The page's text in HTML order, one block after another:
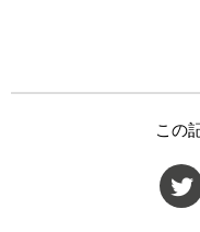
この